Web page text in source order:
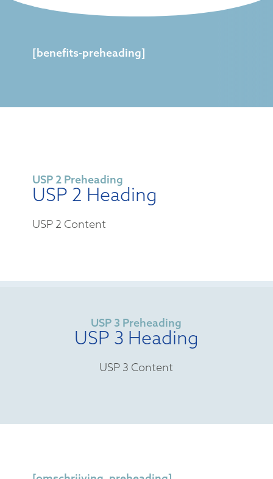
[benefits-preheading]
USP 2 Preheading
USP 2 Heading
USP 2 Content
USP 3 Preheading
USP 3 Heading
USP 3 Content